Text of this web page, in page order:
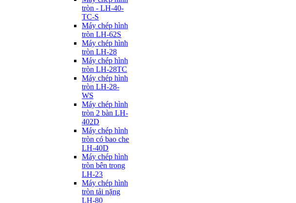
tròn - LH-40-
TC-S
Máy chép hình
tròn LH-62S
Máy chép hình
tròn LH-28
Máy chép hình
tròn LH-28TC
Máy chép hình
tròn LH-28-
WS
Máy chép hình
tròn 2 bàn LH-
402D
Máy chép hình
tròn có bao che
LH-40D
Máy chép hình
tròn bên trong
LH-23
Máy chép hình
tròn tải nặng
LH-80